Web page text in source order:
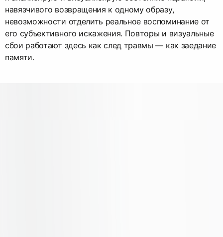
навязчивого возвращения к одному образу,
невозможности отделить реальное воспоминание от
его субъективного искажения. Повторы и визуальные
сбои работают здесь как след травмы — как заедание
памяти.